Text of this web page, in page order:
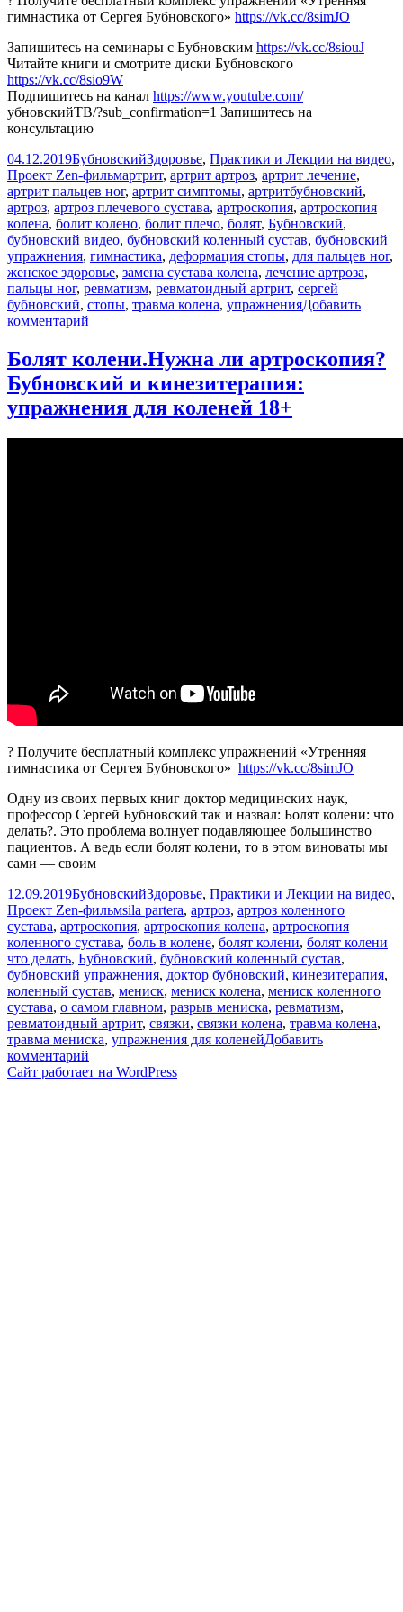
гимнастика от Сергея Бубновского» https://vk.cc/8simJO
Запишитесь на семинары с Бубновским https://vk.cc/8siouJ
Читайте книги и смотрите диски Бубновского
https://vk.cc/8sio9W
Подпишитесь на канал https://www.youtube.com/
убновскийТВ/?sub_confirmation=1 Запишитесь на
консультацию
Опубликовано
04.12.2019Автор
БубновскийРубрики
Здоровье, Практики и Лекции на видео,
Проект Zen-фильмМетки
артрит, артрит артроз, артрит лечение,
артрит пальцев ног, артрит симптомы, артритбубновский,
артроз, артроз плечевого сустава, артроскопия, артроскопия
колена, болит колено, болит плечо, болят, Бубновский,
бубновский видео, бубновский коленный сустав, бубновский
упражнения, гимнастика, деформация стопы, для пальцев ног,
женское здоровье, замена сустава колена, лечение артроза,
пальцы ног, ревматизм, ревматоидный артрит, сергей
бубновский, стопы, травма колена, упражненияДобавить
комментарий
И
АРТРОЗ.18+
Бубновский
Болят колени.Нужна ли артроскопия?
Бубновский и кинезитерапия:
упражнения для коленей 18+
? Получите бесплатный комплекс упражнений «Утренняя
гимнастика от Сергея Бубновского» https://vk.cc/8simJO
Одну из своих первых книг доктор медицинских наук,
профессор Сергей Бубновский так и назвал: Болят колени: что
делать?. Это проблема волнует подавляющее большинство
пациентов. А ведь если болят колени, то в этом виноваты мы
сами — своим
Опубликовано
12.09.2019Автор
БубновскийРубрики
Здоровье, Практики и Лекции на видео,
Проект Zen-фильмМетки
sila partera, артроз, артроз коленного
сустава, артроскопия, артроскопия колена, артроскопия
коленного сустава, боль в колене, болят колени, болят колени
что делать, Бубновский, бубновский коленный сустав,
бубновский упражнения, доктор бубновский, кинезитерапия,
коленный сустав, мениск, мениск колена, мениск коленного
сустава, о самом главном, разрыв мениска, ревматизм,
ревматоидный артрит, связки, связки колена, травма колена,
травма мениска, упражнения для коленейДобавить
комментарий
записи
Сайт работает на WordPress